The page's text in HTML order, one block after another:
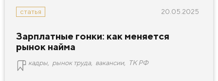
статья 20.05.2025
Зарплатные гонки: как меняется
рынок найма
кадры рынок труда вакансии, ТК РФ